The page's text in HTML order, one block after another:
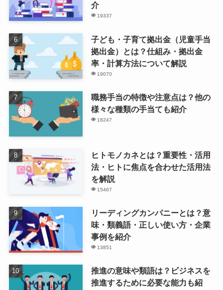
介
19337
子ども・子育て拠出金（児童手当
拠出金）とは？仕組み・拠出金
率・計算方法について解説
19070
職務手当の特徴や注意点は？他の
様々な種類の手当ても紹介
18247
ヒトモノカネとは？重要性・活用
法・ヒトに焦点を合わせた活用法
を解説
15467
リーディングカンパニーとは？意
味・類義語・正しい使い方・企業
事例を紹介
13851
推進の意味や類語は？ビジネスを
推進するために必要な能力も紹